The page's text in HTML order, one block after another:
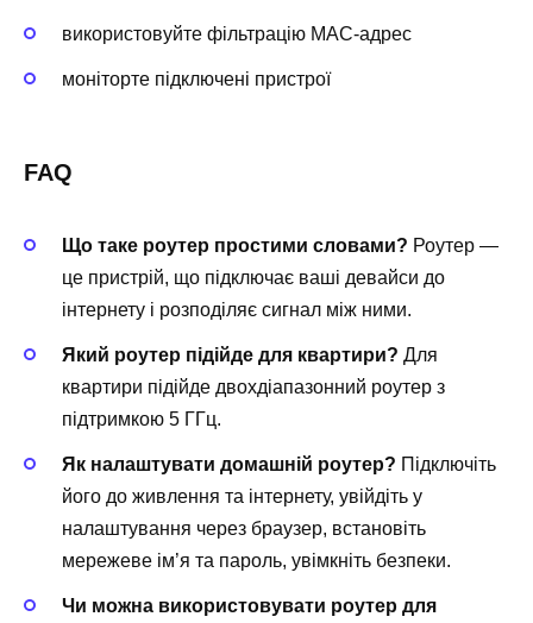
використовуйте фільтрацію MAC-адрес
моніторте підключені пристрої
FAQ
Що таке роутер простими словами? Роутер —
це пристрій, що підключає ваші девайси до
інтернету і розподіляє сигнал між ними.
Який роутер підійде для квартири? Для
квартири підійде двохдіапазонний роутер з
підтримкою 5 ГГц.
Як налаштувати домашній роутер? Підключіть
його до живлення та інтернету, увійдіть у
налаштування через браузер, встановіть
мережеве ім’я та пароль, увімкніть безпеки.
Чи можна використовувати роутер для